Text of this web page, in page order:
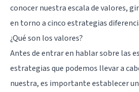
conocer nuestra escala de valores,
en torno a cinco estrategias
¿Qué son los valores?
Antes de entrar en hablar sobre las
estrategias que podemos llevar a
nuestra, es importante establecer